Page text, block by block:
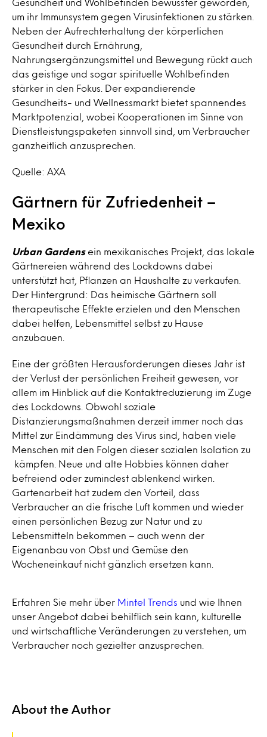
Gesundheit und Wohlbefinden bewusster geworden,
um ihr Immunsystem gegen Virusinfektionen zu stärken.
Neben der Aufrechterhaltung der körperlichen
Gesundheit durch Ernährung,
Nahrungsergänzungsmittel und Bewegung rückt auch
das geistige und sogar spirituelle Wohlbefinden
stärker in den Fokus. Der expandierende
Gesundheits- und Wellnessmarkt bietet spannendes
Marktpotenzial, wobei Kooperationen im Sinne von
Dienstleistungspaketen sinnvoll sind, um Verbraucher
ganzheitlich anzusprechen.
Quelle: AXA
Gärtnern für Zufriedenheit –
Mexiko
Urban Gardensein mexikanisches Projekt, das lokale
Gärtnereien während des Lockdowns dabei
unterstützt hat, Pflanzen an Haushalte zu verkaufen.
Der Hintergrund: Das heimische Gärtnern soll
therapeutische Effekte erzielen und den Menschen
dabei helfen, Lebensmittel selbst zu Hause
anzubauen.
Eine der größten Herausforderungen dieses Jahr ist
der Verlust der persönlichen Freiheit gewesen, vor
allem im Hinblick auf die Kontaktreduzierung im Zuge
des Lockdowns. Obwohl soziale
Distanzierungsmaßnahmen derzeit immer noch das
Mittel zur Eindämmung des Virus sind, haben viele
Menschen mit den Folgen dieser sozialen Isolation zu
kämpfen. Neue und alte Hobbies können daher
befreiend oder zumindest ablenkend wirken.
Gartenarbeit hat zudem den Vorteil, dass
Verbraucher an die frische Luft kommen und wieder
einen persönlichen Bezug zur Natur und zu
Lebensmitteln bekommen – auch wenn der
Eigenanbau von Obst und Gemüse den
Wocheneinkauf nicht gänzlich ersetzen kann.
Erfahren Sie mehr über Mintel Trends und wie Ihnen
unser Angebot dabei behilflich sein kann, kulturelle
und wirtschaftliche Veränderungen zu verstehen, um
Verbraucher noch gezielter anzusprechen.
About the Author